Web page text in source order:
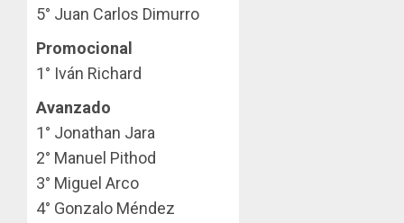
5° Juan Carlos Dimurro⁣
Promocional
1° Iván Richard⁣
Avanzado
1° Jonathan Jara⁣
2° Manuel Pithod⁣
3° Miguel Arco⁣
4° Gonzalo Méndez⁣